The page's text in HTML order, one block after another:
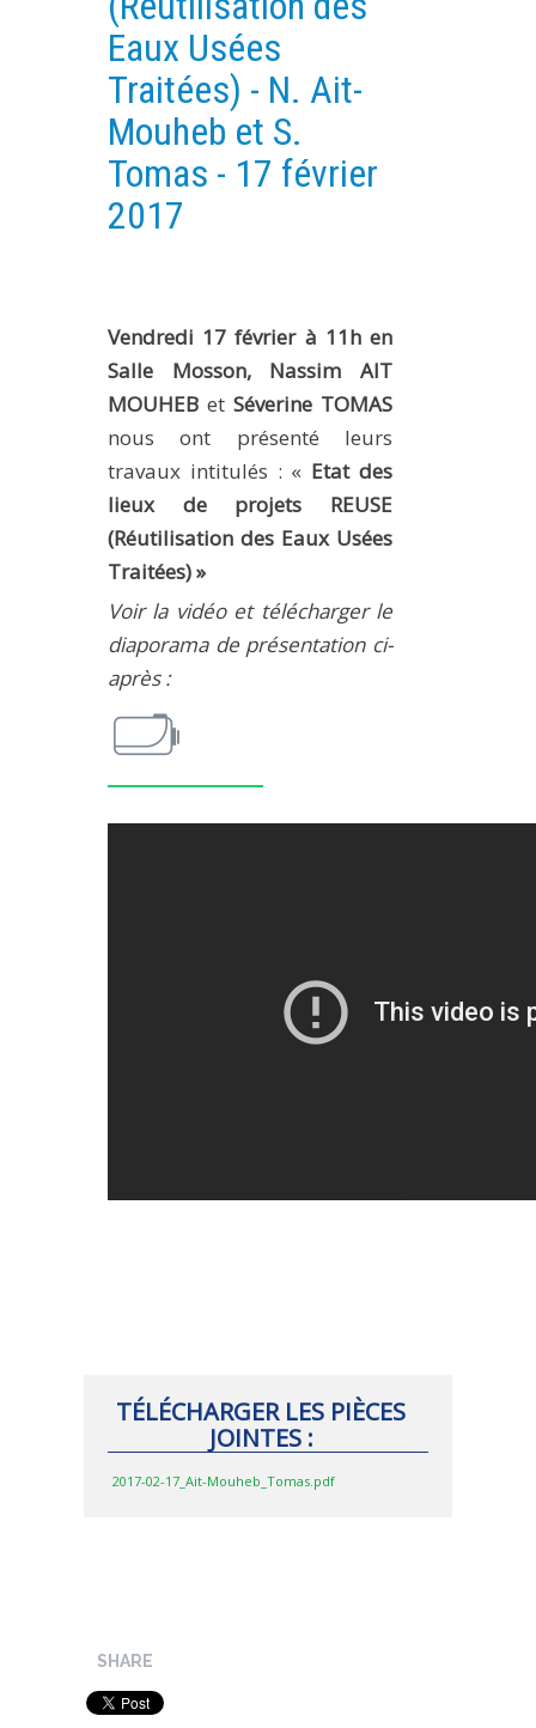
PLATEFORMES EXPÉRIMENTALES
IMPLANTATIONS GÉOGRAPHIQUES
PROJETS EN COURS
PROJETS TERMINÉS
NOS RÉSEAUX SCIENTIFIQUES ET TECHNIQUES
SÉMINAIRES RÉGULIERS
INGÉNIEUR
FORMATION CONTINUE
FORMATION DOCTORALE
PRODUCTION
MÉTHODES ET OUTILS
LOGICIELS
PUBLICATIONS SUR HAL
Eaux Usées
Traitées) - N. Ait-
Mouheb et S.
Tomas - 17 février
2017
Vendredi 17 février à 11h en
Salle Mosson, Nassim AIT
MOUHEB et Séverine TOMAS
nous ont présenté leurs
travaux intitulés : « Etat des
lieux de projets REUSE
(Réutilisation des Eaux Usées
Traitées) »
Voir la vidéo et télécharger le
diaporama de présentation ci-
après :
TÉLÉCHARGER LES PIÈCES
JOINTES :
2017-02-17_Ait-Mouheb_Tomas.pdf
SHARE